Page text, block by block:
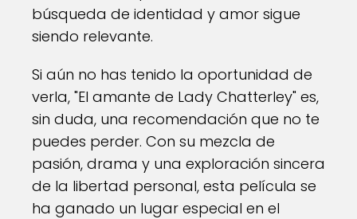
búsqueda de identidad y amor sigue
siendo relevante.
Si aún no has tenido la oportunidad de
verla, "El amante de Lady Chatterley" es,
sin duda, una recomendación que no te
puedes perder. Con su mezcla de
pasión, drama y una exploración sincera
de la libertad personal, esta película se
ha ganado un lugar especial en el